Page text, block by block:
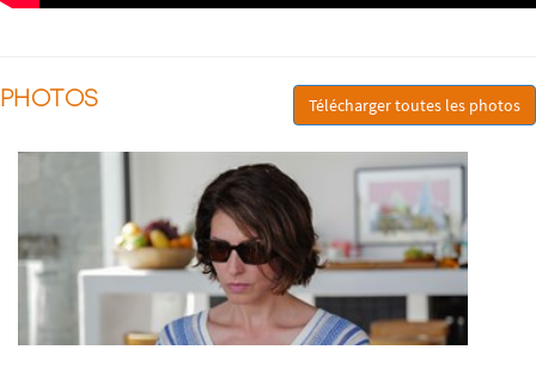
PHOTOS Télécharger toutes les photos